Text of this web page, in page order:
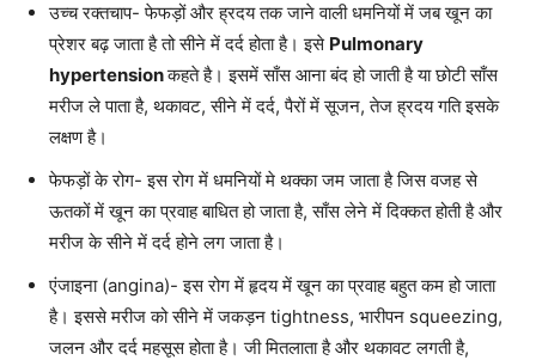
उच्च रक्तचाप- फेफड़ों और ह्रदय तक जाने वाली धमनियों में जब खून का
प्रेशर बढ़ जाता है तो सीने में दर्द होता है। इसे Pulmonary
hypertensionकहते है। इसमें साँस आना बंद हो जाती है या छोटी साँस
मरीज ले पाता है, थकावट, सीने में दर्द, पैरों में सूजन, तेज ह्रदय गति इसके
लक्षण है।
फेफड़ों के रोग- इस रोग में धमनियों मे थक्का जम जाता है जिस वजह से
ऊतकों में खून का प्रवाह बाधित हो जाता है, साँस लेने में दिक्कत होती है और
मरीज के सीने में दर्द होने लग जाता है।
एंजाइना (angina)- इस रोग में हृदय में खून का प्रवाह बहुत कम हो जाता
है। इससे मरीज को सीने में जकड़न tightness, भारीपन squeezing,
जलन और दर्द महसूस होता है। जी मितलाता है और थकावट लगती है,